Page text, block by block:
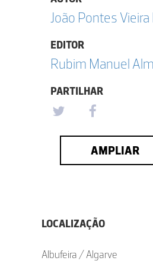
João Pontes Vieira
EDITOR
Rubim Manuel
PARTILHAR
AMPLIAR
LOCALIZAÇÃO
Albufeira / Algarve